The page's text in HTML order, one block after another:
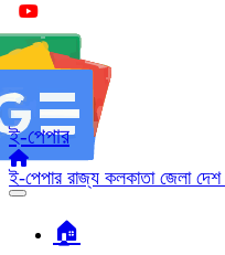
ই-পেপার
ই-পেপার রাজ্য কলকাতা জেলা দেশ
🏠︎